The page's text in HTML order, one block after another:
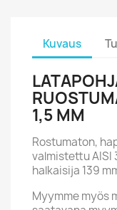
Kuvaus
1,5 MM
Rostumaton,
valmistettu AISI
halkaisija 139
Myymme myös